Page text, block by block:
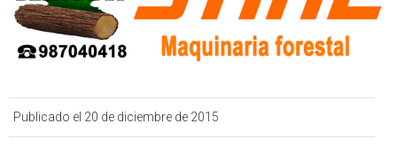
Publicado el 20 de diciembre de 2015